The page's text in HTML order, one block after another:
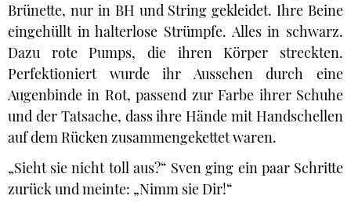
Brünette, nur in BH und String gekleidet. Ihre Beine
eingehüllt in halterlose Strümpfe. Alles in schwarz.
Dazu rote Pumps, die ihren Körper streckten.
Perfektioniert wurde ihr Aussehen durch eine
Augenbinde in Rot, passend zur Farbe ihrer Schuhe
und der Tatsache, dass ihre Hände mit Handschellen
auf dem Rücken zusammengekettet waren.
„Sieht sie nicht toll aus?“ Sven ging ein paar Schritte
zurück und meinte: „Nimm sie Dir!“